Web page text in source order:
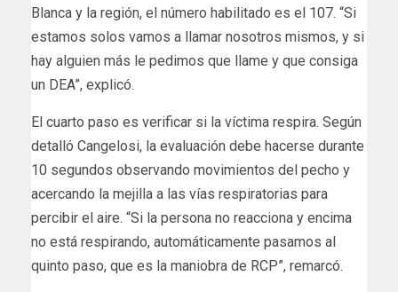
Blanca y la región, el número habilitado es el 107. “Si
estamos solos vamos a llamar nosotros mismos, y si
hay alguien más le pedimos que llame y que consiga
un DEA”, explicó.
El cuarto paso es verificar si la víctima respira. Según
detalló Cangelosi, la evaluación debe hacerse durante
10 segundos observando movimientos del pecho y
acercando la mejilla a las vías respiratorias para
percibir el aire. “Si la persona no reacciona y encima
no está respirando, automáticamente pasamos al
quinto paso, que es la maniobra de RCP”, remarcó.